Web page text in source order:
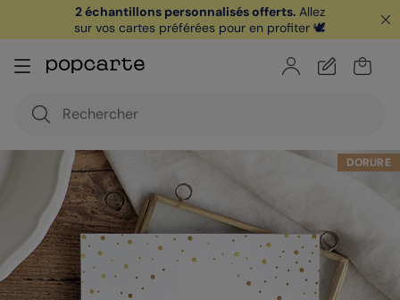
offerte avec le code
je télécharge
2 échantillons personnalisés offerts. Allez
sur vos cartes préférées pour en profiter 🕊️
DORURE